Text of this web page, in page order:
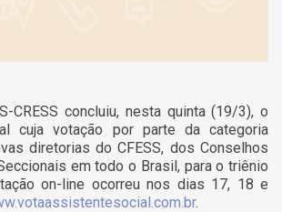
CRESS concluiu, nesta quinta (19/3), o
cuja votação por parte da categoria
diretorias do CFESS, dos Conselhos
em todo o Brasil, para o triênio
on-line ocorreu nos dias 17, 18 e
.